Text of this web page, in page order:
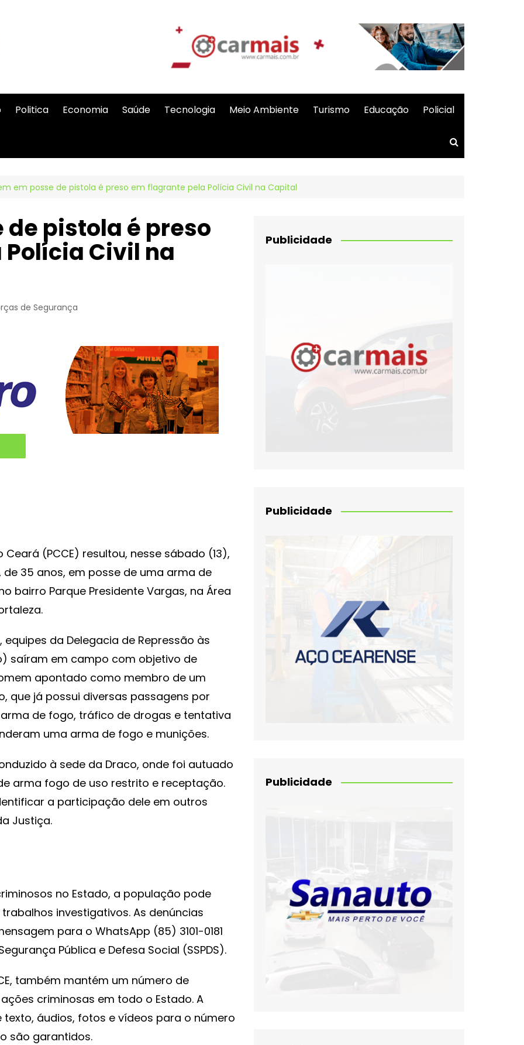
Politica Economia Saúde Tecnologia Meio Ambiente Turismo Educação Policial
em posse de pistola é preso em flagrante pela Polícia Civil na Capital
de pistola é preso
Civil na
de Segurança
(PCCE) resultou, nesse sábado (13),
35 anos, em posse de uma arma de
bairro Parque Presidente Vargas, na Área
da Delegacia de Repressão às
saíram em campo com objetivo de
apontado como membro de um
que já possui diversas passagens por
de fogo, tráfico de drogas e tentativa
uma arma de fogo e munições.
à sede da Draco, onde foi autuado
arma fogo de uso restrito e receptação.
a participação dele em outros
Justiça.
no Estado, a população pode
investigativos. As denúncias
para o WhatsApp (85) 3101-0181
Pública e Defesa Social (SSPDS).
também mantém um número de
criminosas em todo o Estado. A
áudios, fotos e vídeos para o número
são garantidos.
Publicidade
Publicidade
Publicidade